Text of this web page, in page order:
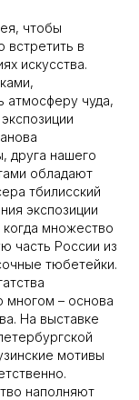
чтобы
встретить в
искусства.
атмосферу чуда,
друга нашего
обладают
тбилисский
экспозиции
множество
часть России из
тюбетейки.
многом – основа
На выставке
мотивы
наполняют